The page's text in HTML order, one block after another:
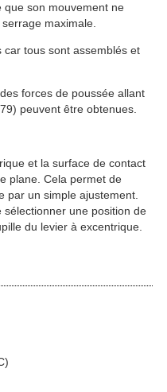
que son mouvement ne
maximale.
tous sont assemblés et
forces de poussée allant
peuvent être obtenues.
et la surface de contact
plane. Cela permet de
par un simple ajustement.
une position de
du levier à excentrique.